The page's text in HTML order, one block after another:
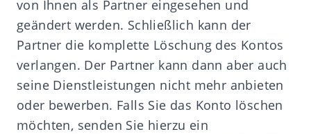
von Ihnen als Partner eingesehen und
geändert werden. Schließlich kann der
Partner die komplette Löschung des Kontos
verlangen. Der Partner kann dann aber auch
seine Dienstleistungen nicht mehr anbieten
oder bewerben. Falls Sie das Konto löschen
möchten, senden Sie hierzu ein